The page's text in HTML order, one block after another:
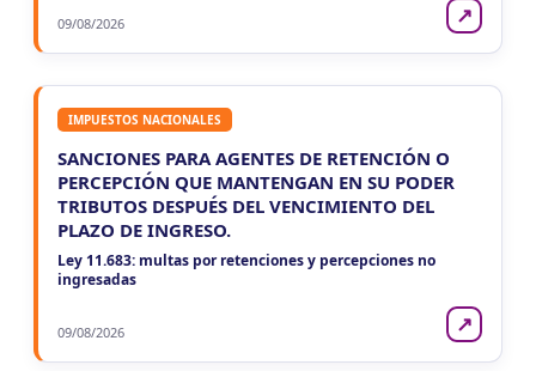
09/08/2026 ↗
IMPUESTOS NACIONALES
SANCIONES PARA AGENTES DE RETENCIÓN O
PERCEPCIÓN QUE MANTENGAN EN SU PODER
TRIBUTOS DESPUÉS DEL VENCIMIENTO DEL
PLAZO DE INGRESO.
Ley 11.683: multas por retenciones y percepciones no
ingresadas
09/08/2026 ↗